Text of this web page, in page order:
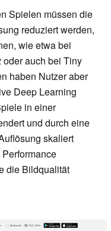
Spielen müssen die
reduziert werden,
wie etwa bei
auch bei Tiny
haben Nutzer aber
Deep Learning
in einer
und durch eine
skaliert
die Bildqualität